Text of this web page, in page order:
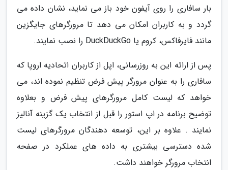
بار سافاری را روی آیفون خود باز می نماید، نشان داده می
گردد و به کاربران امکان می دهد تا مرورگرهای جایگزین
مانند فایرفاکس، کروم یا DuckDuckGo را نصب نمایند.
پس از ارائه این به روزرسانی، اپل از کاربران اتحادیه اروپا که
سافاری را به عنوان مرورگر پیش فرض تنظیم نموده اند، می
خواهد که لیست کامل مرورگرهای پیش فرض و بعلاوه
توضیح برنامه در اپ استور را قبل از انتخاب یک گزینه آنالیز
نمایند . علاوه بر این، توسعه دهندگان مرورگرهای لیست
شده دسترسی بیشتری به داده های عملکرد در صفحه
انتخاب مرورگر خواهند داشت.